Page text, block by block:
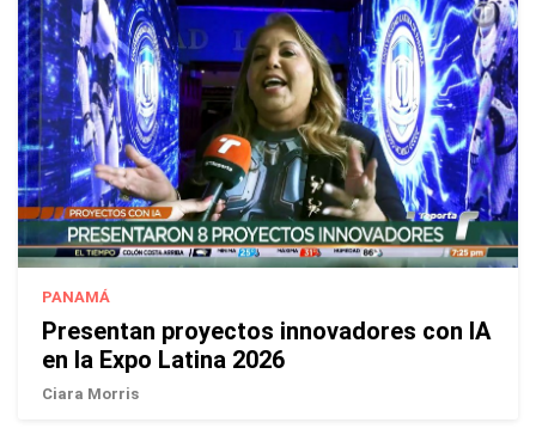
PANAMÁ
Presentan proyectos innovadores con IA
en la Expo Latina 2026
Ciara Morris